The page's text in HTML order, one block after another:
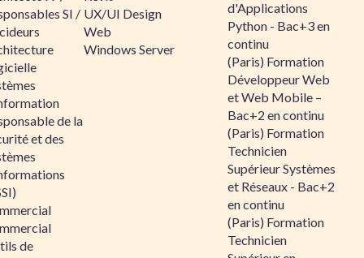
SI /
de la
et des
de
UX/UI Design
Web
Windows Server
d'Applications
Python - Bac+3 en
continu
(Paris) Formation
Développeur Web
et Web Mobile –
Bac+2 en continu
(Paris) Formation
Technicien
Supérieur Systèmes
et Réseaux - Bac+2
en continu
(Paris) Formation
Technicien